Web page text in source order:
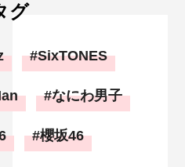
グ
SixTONES
なにわ男子
櫻坂46